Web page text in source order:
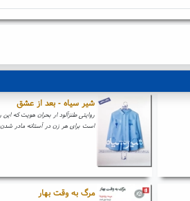
شیر سیاه - بعد از عشق
روایتی طنزآلود ار بحران هویت که
است برای هر زن در آستانه مادر
مرگ به وقت بهار